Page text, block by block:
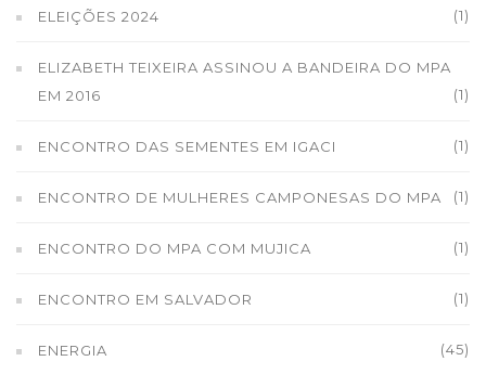
ELEIÇÕES 2024 (1)
ELIZABETH TEIXEIRA ASSINOU A BANDEIRA DO MPA
EM 2016
(1)
ENCONTRO DAS SEMENTES EM IGACI (1)
ENCONTRO DE MULHERES CAMPONESAS DO MPA (1)
ENCONTRO DO MPA COM MUJICA (1)
ENCONTRO EM SALVADOR (1)
ENERGIA (45)